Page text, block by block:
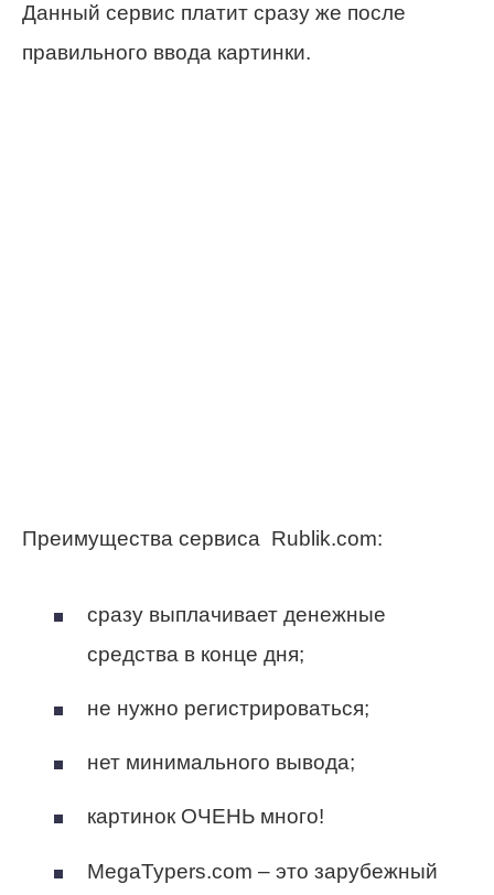
Данный сервис платит сразу же после
правильного ввода картинки.
Преимущества сервиса Rublik.com:
сразу выплачивает денежные
средства в конце дня;
не нужно регистрироваться;
нет минимального вывода;
картинок ОЧЕНЬ много!
MegaTypers.com – это зарубежный